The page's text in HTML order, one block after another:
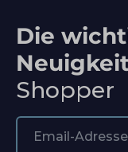
Die
Shopper